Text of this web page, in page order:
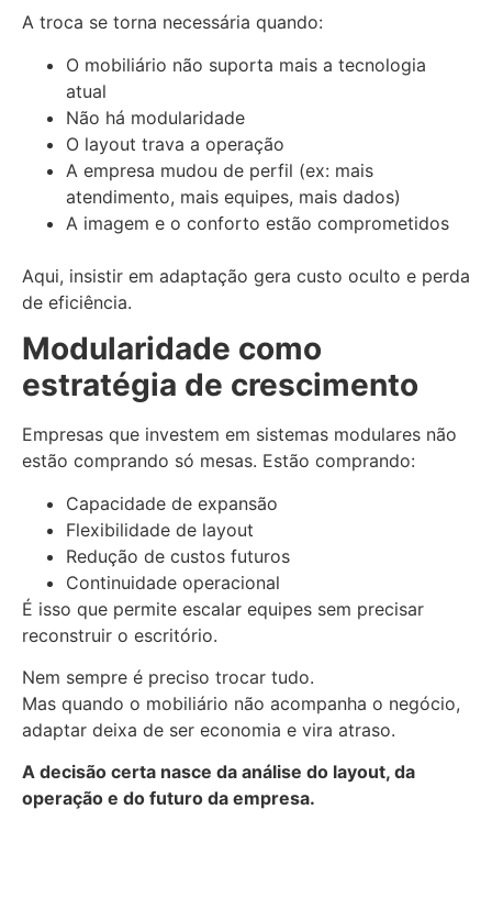
A troca se torna necessária quando:
O mobiliário não suporta mais a tecnologia
atual
Não há modularidade
O layout trava a operação
A empresa mudou de perfil (ex: mais
atendimento, mais equipes, mais dados)
A imagem e o conforto estão comprometidos
Aqui, insistir em adaptação gera custo oculto e perda
de eficiência.
Modularidade como
estratégia de crescimento
Empresas que investem em sistemas modulares não
estão comprando só mesas. Estão comprando:
Capacidade de expansão
Flexibilidade de layout
Redução de custos futuros
Continuidade operacional
É isso que permite escalar equipes sem precisar
reconstruir o escritório.
Nem sempre é preciso trocar tudo.
Mas quando o mobiliário não acompanha o negócio,
adaptar deixa de ser economia e vira atraso.
A decisão certa nasce da análise do layout, da
operação e do futuro da empresa.